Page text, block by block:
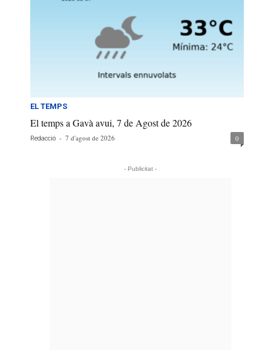
EL TEMPS
El temps a Gavà avui, 7 de Agost de 2026
Redacció - 7 d'agost de 2026 0
- Publicitat -